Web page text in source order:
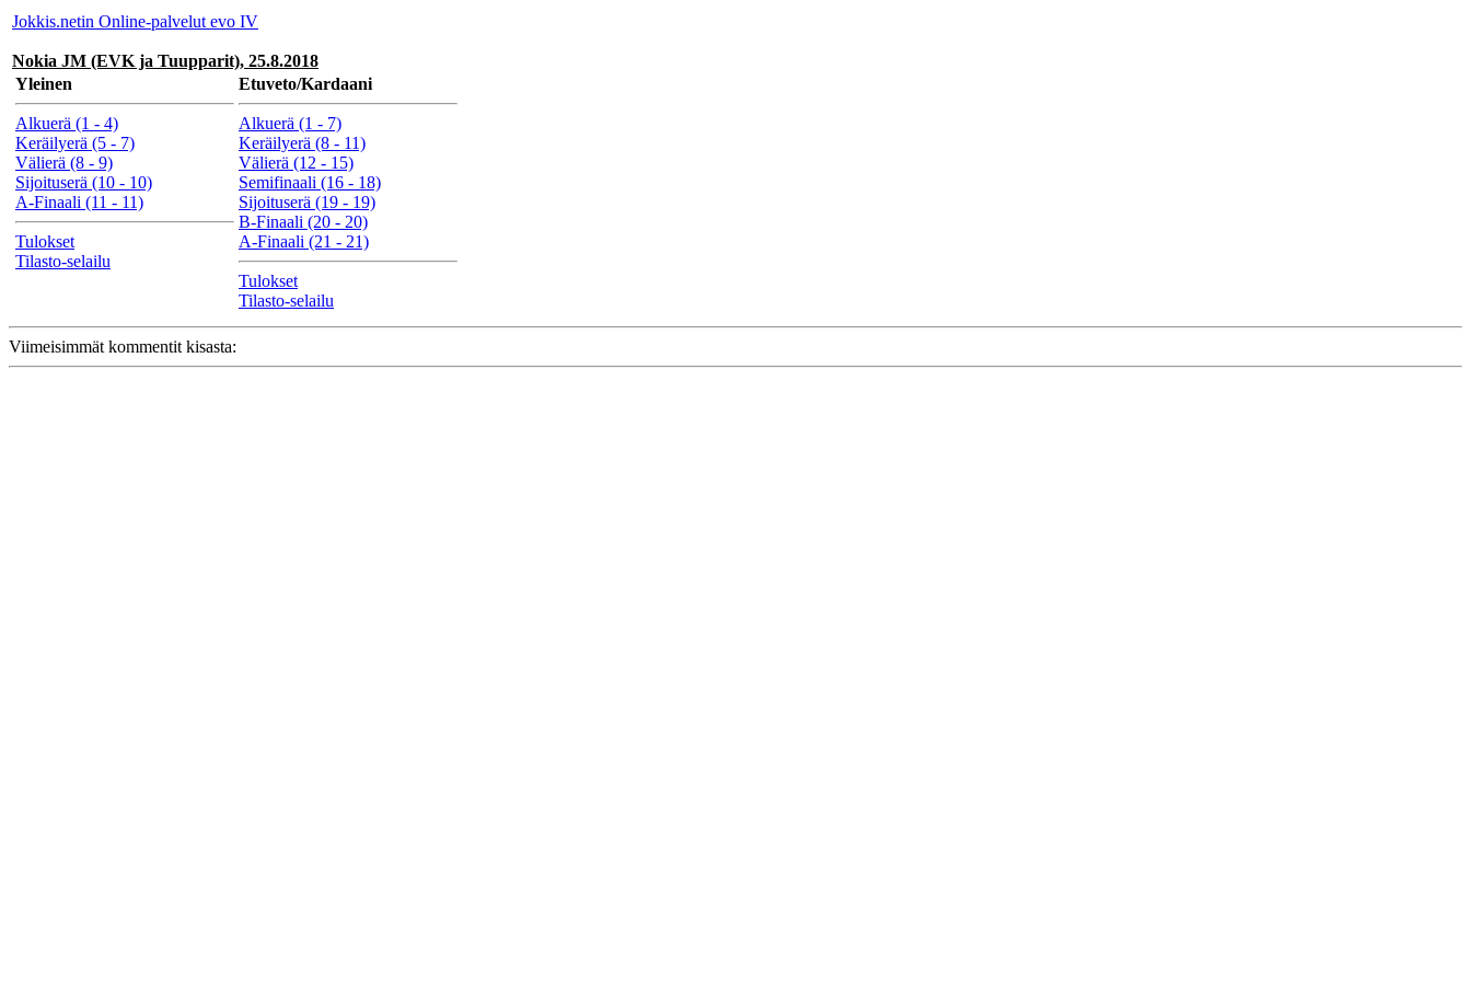
Jokkis.netin Online-palvelut evo IV
Nokia JM (EVK ja Tuupparit), 25.8.2018
Yleinen
Alkuerä (1 - 4)
Keräilyerä (5 - 7)
Välierä (8 - 9)
Sijoituserä (10 - 10)
A-Finaali (11 - 11)
Tulokset
Tilasto-selailu
Etuveto/Kardaani
Alkuerä (1 - 7)
Keräilyerä (8 - 11)
Välierä (12 - 15)
Semifinaali (16 - 18)
Sijoituserä (19 - 19)
B-Finaali (20 - 20)
A-Finaali (21 - 21)
Tulokset
Tilasto-selailu
Viimeisimmät kommentit kisasta: